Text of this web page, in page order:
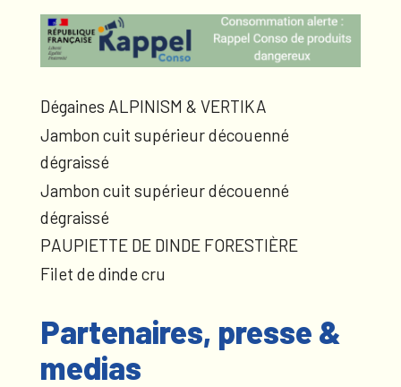
Dégaines ALPINISM & VERTIKA
Jambon cuit supérieur découenné
dégraissé
Jambon cuit supérieur découenné
dégraissé
PAUPIETTE DE DINDE FORESTIÈRE
Filet de dinde cru
Partenaires, presse &
medias